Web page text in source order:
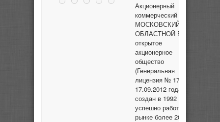
Акционерный
коммерческий банк
МОСКОВСКИЙ
ОБЛАСТНОЙ БАНК
открытое
акционерное
общество
(Генеральная
лицензия № 1751 от
17.09.2012 года)
создан в 1992 году и
успешно работает на
рынке более 20 лет.